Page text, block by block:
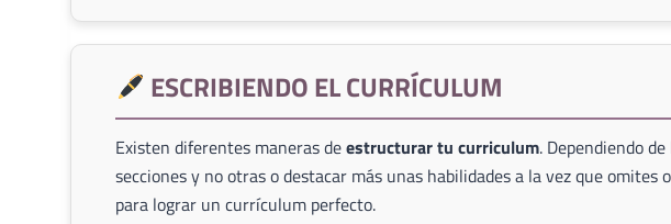
ESCRIBIENDO EL CURRÍCULUM
Existen diferentes maneras deestructurar tu curriculum. Dependiendo
secciones y no otras o destacar más unas habilidades a la vez que omites
para lograr un currículum perfecto.